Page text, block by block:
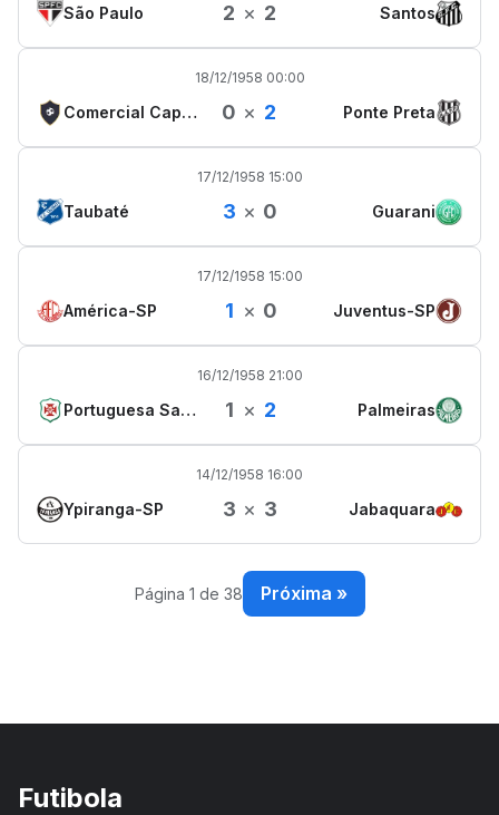
São Paulo 2 × 2 Santos
18/12/1958 00:00
Comercial Capital SP 0 × 2 Ponte Preta
17/12/1958 15:00
Taubaté 3 × 0 Guarani
17/12/1958 15:00
América-SP 1 × 0 Juventus-SP
16/12/1958 21:00
Portuguesa Santista 1 × 2 Palmeiras
14/12/1958 16:00
Ypiranga-SP 3 × 3 Jabaquara
Página 1 de 38 Próxima »
Futibola